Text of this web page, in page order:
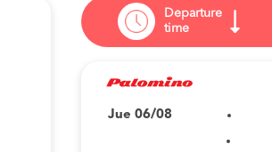
Departure
time
Jue 06/08